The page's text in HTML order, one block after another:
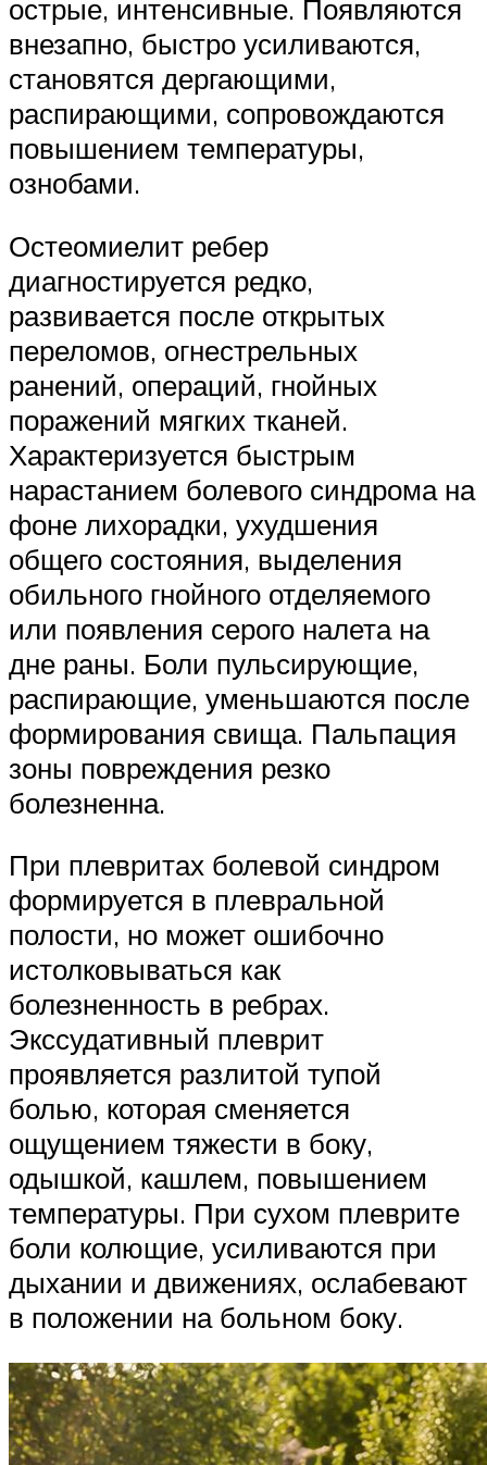
острые, интенсивные. Появляются
внезапно, быстро усиливаются,
становятся дергающими,
распирающими, сопровождаются
повышением температуры,
ознобами.
Остеомиелит ребер
диагностируется редко,
развивается после открытых
переломов, огнестрельных
ранений, операций, гнойных
поражений мягких тканей.
Характеризуется быстрым
нарастанием болевого синдрома на
фоне лихорадки, ухудшения
общего состояния, выделения
обильного гнойного отделяемого
или появления серого налета на
дне раны. Боли пульсирующие,
распирающие, уменьшаются после
формирования свища. Пальпация
зоны повреждения резко
болезненна.
При плевритах болевой синдром
формируется в плевральной
полости, но может ошибочно
истолковываться как
болезненность в ребрах.
Экссудативный плеврит
проявляется разлитой тупой
болью, которая сменяется
ощущением тяжести в боку,
одышкой, кашлем, повышением
температуры. При сухом плеврите
боли колющие, усиливаются при
дыхании и движениях, ослабевают
в положении на больном боку.